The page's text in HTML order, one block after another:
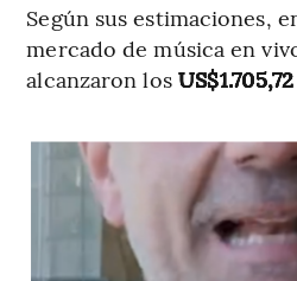
Según sus estimaciones,
mercado de música en
alcanzaron los